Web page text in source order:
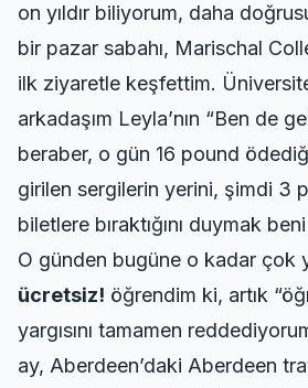
on yıldır biliyorum, daha
bir pazar sabahı, Marischal
ilk ziyaretle keşfettim.
arkadaşım Leyla’nın “Ben de
beraber, o gün 16 pound
girilen sergilerin yerini, şimdi 3
biletlere bıraktığını duymak
O günden bugüne o kadar çok
ücretsiz! öğrendim ki, artık
yargısını tamamen
ay, Aberdeen’daki Aberdeen